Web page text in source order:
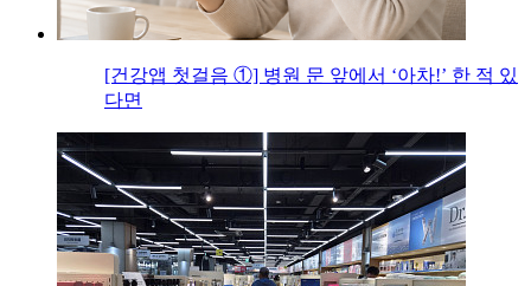
[건강앱 첫걸음 ①] 병원 문 앞에서 ‘아차!’ 한 적 있
다면